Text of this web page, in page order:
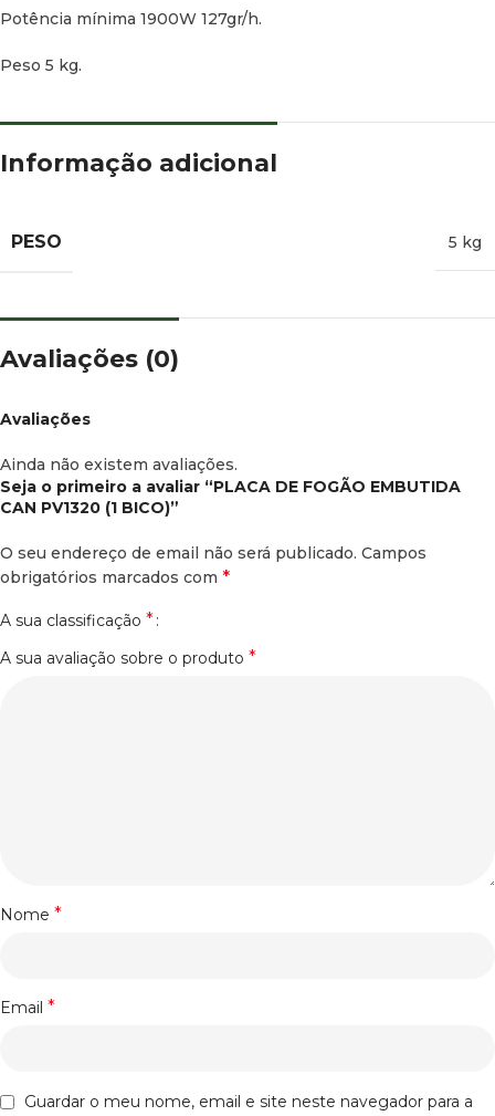
Potência mínima 1900W 127gr/h.
Peso 5 kg.
Informação adicional
PESO 5 kg
Avaliações (0)
Avaliações
Ainda não existem avaliações.
Seja o primeiro a avaliar “PLACA DE FOGÃO EMBUTIDA
CAN PV1320 (1 BICO)”
O seu endereço de email não será publicado. Campos
obrigatórios marcados com *
A sua classificação *
A sua avaliação sobre o produto *
Nome *
Email *
Guardar o meu nome, email e site neste navegador para a